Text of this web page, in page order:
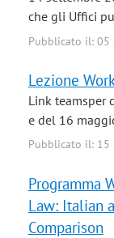
che gli Uffici
Pubblicato il:
Lezione
Link teamsper
e del 16
Pubblicato il: 15
Programma
Law: Italian
Comparison